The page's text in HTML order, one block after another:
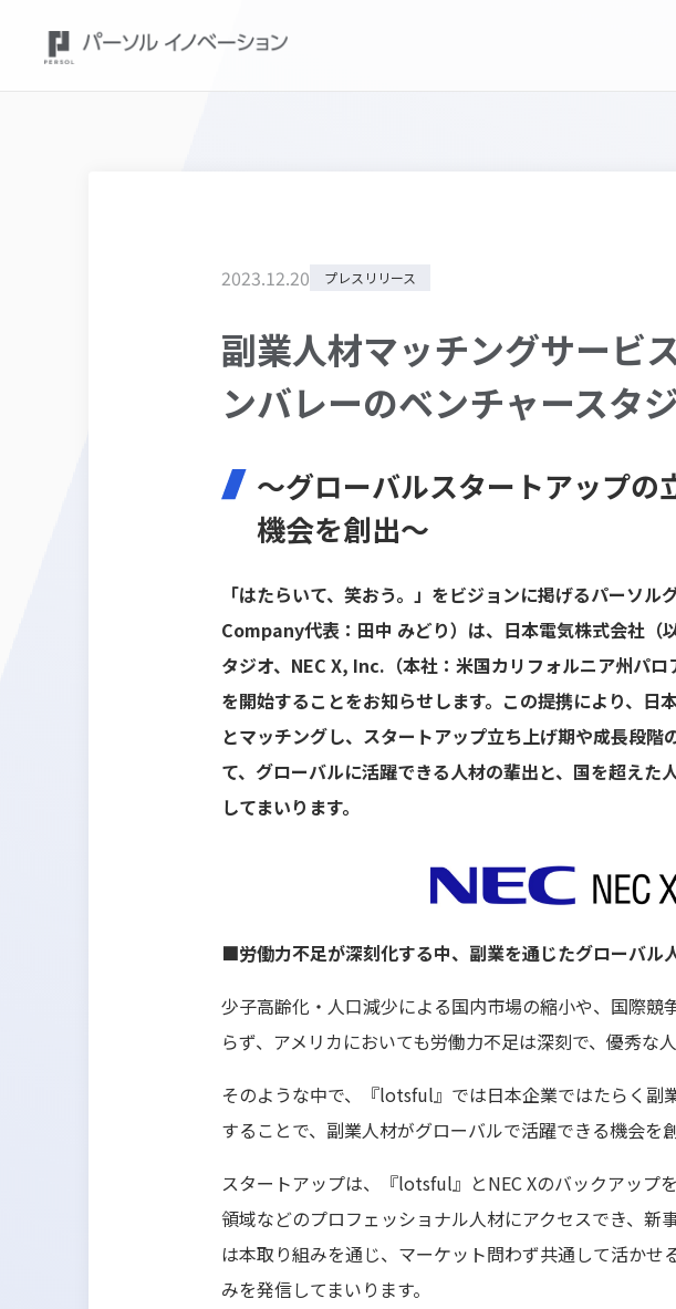
2023.12.20 プレスリリース
副業人材マッチングサービ
ンバレーのベンチャースタ
～グローバルスタートアップの
機会を創出～
「はたらいて、笑おう。」をビジョンに掲げるパーソ
Company代表：田中 みどり）は、日本電気株式会社（
タジオ、NEC X, Inc.（本社：米国カリフォルニア州パ
を開始することをお知らせします。この提携により、
とマッチングし、スタートアップ立ち上げ期や成長段
て、グローバルに活躍できる人材の輩出と、国を超え
してまいります。
■労働力不足が深刻化する中、副業を通じたグローバル
少子高齢化・人口減少による国内市場の縮小や、国際
らず、アメリカにおいても労働力不足は深刻で、優秀な
そのような中で、『lotsful』では日本企業ではたらく副
することで、副業人材がグローバルで活躍できる機会を
スタートアップは、『lotsful』とNEC Xのバックアップ
領域などのプロフェッショナル人材にアクセスでき、
は本取り組みを通じ、マーケット問わず共通して活か
みを発信してまいります。